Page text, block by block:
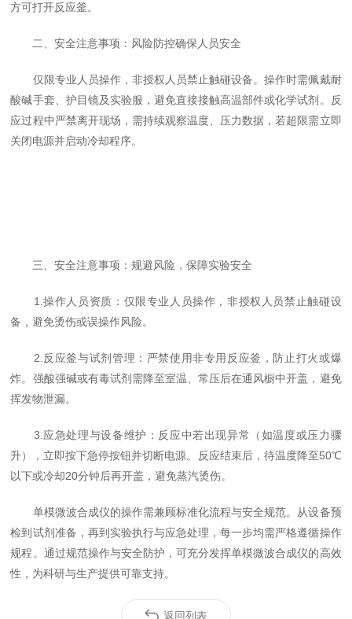
方可打开反应釜。
二、安全注意事项：风险防控确保人员安全
仅限专业人员操作，非授权人员禁止触碰设备。操作时需佩戴耐
酸碱手套、护目镜及实验服，避免直接接触高温部件或化学试剂。反
应过程中严禁离开现场，需持续观察温度、压力数据，若超限需立即
关闭电源并启动冷却程序。
三、安全注意事项：规避风险，保障实验安全
1.操作人员资质：仅限专业人员操作，非授权人员禁止触碰设
备，避免烫伤或误操作风险。
2.反应釜与试剂管理：严禁使用非专用反应釜，防止打火或爆
炸。强酸强碱或有毒试剂需降至室温、常压后在通风橱中开盖，避免
挥发物泄漏。
3.应急处理与设备维护：反应中若出现异常（如温度或压力骤
升），立即按下急停按钮并切断电源。反应结束后，待温度降至50℃
以下或冷却20分钟后再开盖，避免蒸汽烫伤。
单模微波合成仪的操作需兼顾标准化流程与安全规范。从设备预
检到试剂准备，再到实验执行与应急处理，每一步均需严格遵循操作
规程。通过规范操作与安全防护，可充分发挥单模微波合成仪的高效
性，为科研与生产提供可靠支持。
返回列表